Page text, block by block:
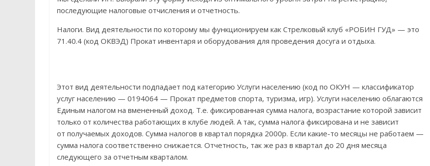
последующие налоговые отчисления и отчетность.
Налоги. Вид деятельности по которому мы функционируем как Стрелковый клуб «РОБИН ГУД» — это
71.40.4 (код ОКВЭД) Прокат инвентаря и оборудования для проведения досуга и отдыха.
Этот вид деятельности подпадает под категорию Услуги населению (код по ОКУН — классификатор
услуг населению — 0194064 — Прокат предметов спорта, туризма, игр). Услуги населению облагаются
Единым налогом на вмененный доход. Т.е. фиксированная сумма налога, возрастание которой зависит
только от количества работающих в клубе людей. А так, сумма налога фиксирована и не зависит
от получаемых доходов. Сумма налогов в квартал порядка 2000р. Если какие-то месяцы не работаем —
сумма налога соответственно снижается. Отчетность, так же раз в квартал до 20 дня месяца
следующего за отчетным кварталом.